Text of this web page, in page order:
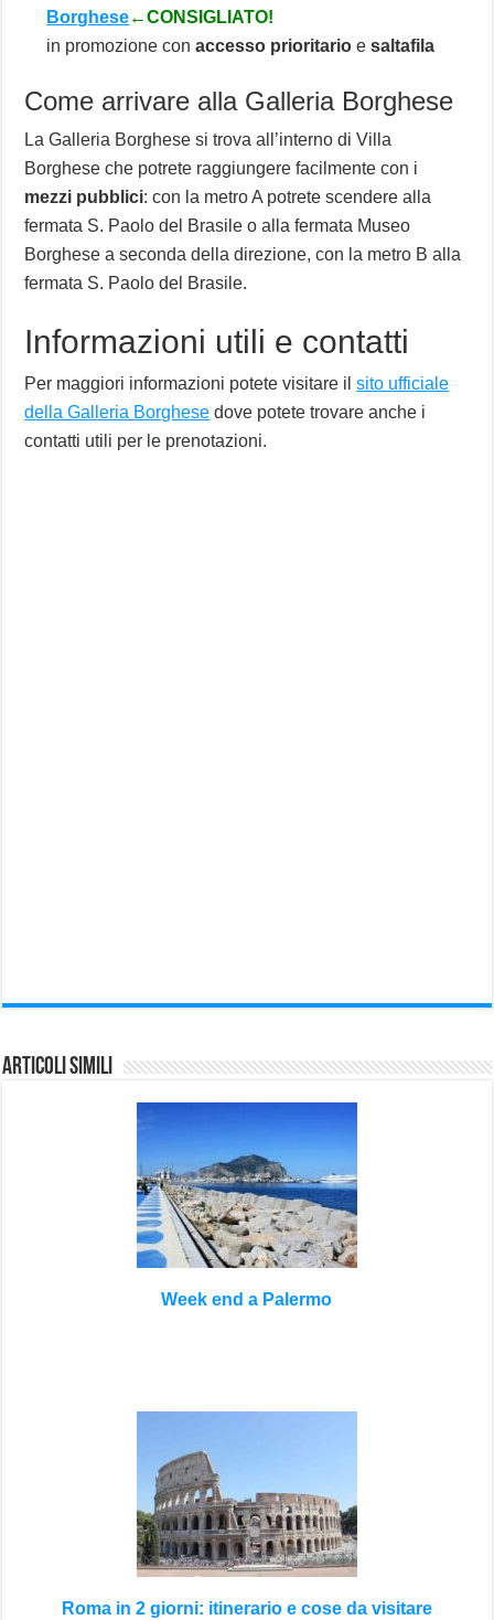
Borghese←CONSIGLIATO!
in promozione conaccesso prioritario esaltafila
Come arrivare alla Galleria Borghese
La Galleria Borghese si trova all’interno di Villa
Borghese che potrete raggiungere facilmente con i
mezzi pubblici: con la metro A potrete scendere alla
fermata S. Paolo del Brasile o alla fermata Museo
Borghese a seconda della direzione, con la metro B alla
fermata S. Paolo del Brasile.
Informazioni utili e contatti
Per maggiori informazioni potete visitare ilsito ufficiale
della Galleria Borghese dove potete trovare anche i
contatti utili per le prenotazioni.
Articoli Simili
Week end a Palermo
Roma in 2 giorni: itinerario e cose da visitare